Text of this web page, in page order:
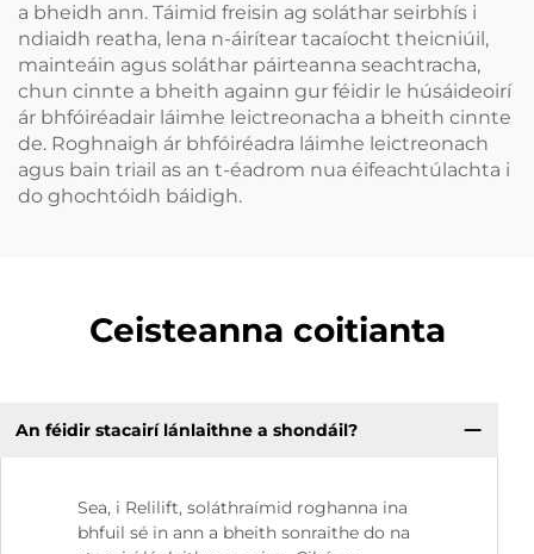
a bheidh ann. Táimid freisin ag soláthar seirbhís i
ndiaidh reatha, lena n-áirítear tacaíocht theicniúil,
mainteáin agus soláthar páirteanna seachtracha,
chun cinnte a bheith againn gur féidir le húsáideoirí
ár bhfóiréadair láimhe leictreonacha a bheith cinnte
de. Roghnaigh ár bhfóiréadra láimhe leictreonach
agus bain triail as an t-éadrom nua éifeachtúlachta i
do ghochtóidh báidigh.
Ceisteanna coitianta
An féidir stacairí lánlaithne a shondáil?
Sea, i Relilift, soláthraímid roghanna ina
bhfuil sé in ann a bheith sonraithe do na